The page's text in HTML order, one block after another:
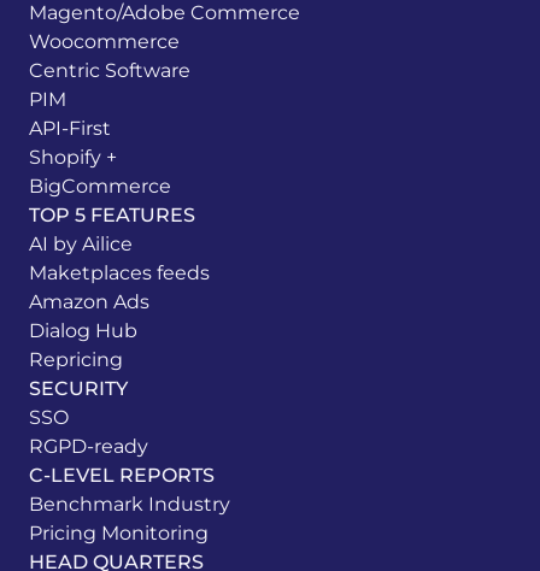
Magento/Adobe Commerce
Woocommerce
Centric Software
PIM
API-First
Shopify +
BigCommerce
TOP 5 FEATURES
AI by Ailice
Maketplaces feeds
Amazon Ads
Dialog Hub
Repricing
SECURITY
SSO
RGPD-ready
C-LEVEL REPORTS
Benchmark Industry
Pricing Monitoring
HEAD QUARTERS